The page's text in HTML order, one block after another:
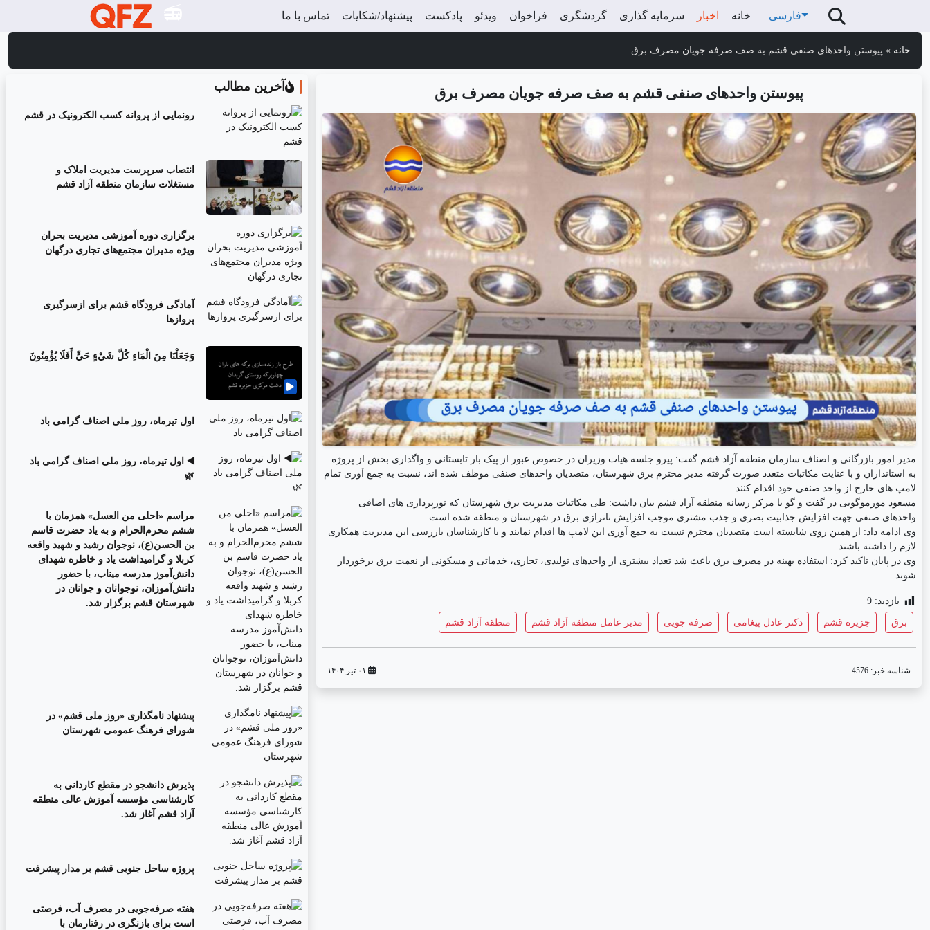
فارسی خانه اخبار سرمایه گذاری گردشگری فراخوان ویدئو پادکست پیشنهاد/شکایات تماس با ما
خانه » پیوستن واحدهای صنفی قشم به صف صرفه جویان مصرف برق
پیوستن واحدهای صنفی قشم به صف صرفه جویان مصرف برق
مدیر امور بازرگانی و اصناف سازمان منطقه آزاد قشم گفت: پیرو جلسه هیات وزیران در خصوص عبور از پیک بار تابستانی و واگذاری بخش از پروژه
به استانداران و با عنایت مکاتبات متعدد صورت گرفته مدیر محترم برق شهرستان، متصدیان واحد‌های صنفی موظف شده اند، نسبت به جمع آوری تمام
لامپ های خارج از واحد صنفی خود اقدام کنند.
مسعود مورموگویی در گفت و گو با مرکز رسانه منطقه آزاد قشم بیان داشت: طی مکاتبات مدیریت برق شهرستان که نورپردازی های اضافی
واحد‌های صنفی جهت افزایش جذابیت بصری و جذب مشتری موجب افزایش ناترازی برق در شهرستان و منطقه شده است.
وی ادامه داد: از همین روی شایسته است متصدیان محترم نسبت به جمع آوری این لامپ ها اقدام نمایند و با کارشناسان بازرسی این مدیریت همکاری
لازم را داشته باشند.
وی در پایان تاکید کرد: استفاده بهینه در مصرف برق باعث شد تعداد بیشتری از واحد‌های تولیدی، تجاری، خدماتی و مسکونی از نعمت برق برخوردار
شوند.
بازدید: 9
برق جزیره قشم دکتر عادل پیغامی صرفه جویی مدیر عامل منطقه آزاد قشم منطقه آزاد قشم
شناسه خبر: ۰۱ تیر ۱۴۰۴
آخرین مطالب
رونمایی از پروانه کسب الکترونیک در قشم
انتصاب سرپرست مدیریت املاک و
مستغلات سازمان منطقه آزاد قشم
برگزاری دوره آموزشی مدیریت بحران
ویژه مدیران مجتمع‌های تجاری درگهان
آمادگی فرودگاه قشم برای ازسرگیری
پروازها
وَجَعَلْنَا مِنَ الْمَاءِ كُلَّ شَيْءٍ حَيٍّ أَفَلَا يُؤْمِنُونَ
اول تیرماه، روز ملی اصناف گرامی باد
◀️ اول تیرماه، روز ملی اصناف گرامی باد
🌿
مراسم «احلی من العسل» همزمان با
ششم محرم‌الحرام و به یاد حضرت قاسم
بن الحسن(ع)، نوجوان رشید و شهید واقعه
کربلا و گرامیداشت یاد و خاطره شهدای
دانش‌آموز مدرسه میناب، با حضور
دانش‌آموزان، نوجوانان و جوانان در
شهرستان قشم برگزار شد.
پیشنهاد نامگذاری «روز ملی قشم» در
شورای فرهنگ عمومی شهرستان
پذیرش دانشجو در مقطع کاردانی به
کارشناسی مؤسسه آموزش عالی منطقه
آزاد قشم آغاز شد.
پروژه ساحل جنوبی قشم بر مدار پیشرفت
‌هفته صرفه‌جویی در مصرف آب، فرصتی
است برای بازنگری در رفتارمان با